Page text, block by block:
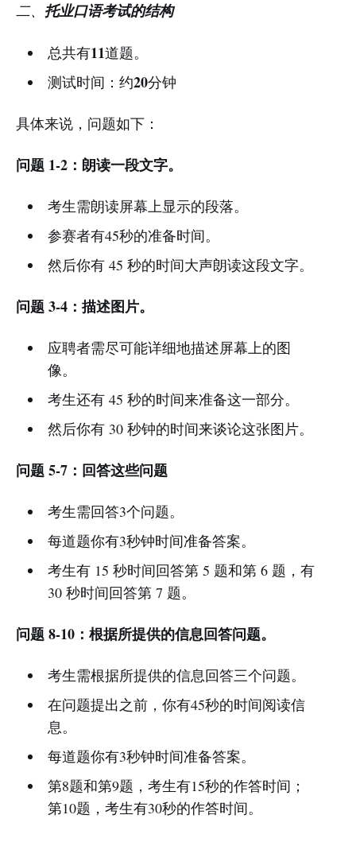
二、 托业口语考试的结构
总共有11道题。
测试时间：约20分钟
具体来说，问题如下：
问题 1-2：朗读一段文字。
考生需朗读屏幕上显示的段落。
参赛者有45秒的准备时间。
然后你有 45 秒的时间大声朗读这段文字。
问题 3-4：描述图片。
应聘者需尽可能详细地描述屏幕上的图
像。
考生还有 45 秒的时间来准备这一部分。
然后你有 30 秒钟的时间来谈论这张图片。
问题 5-7：回答这些问题
考生需回答3个问题。
每道题你有3秒钟时间准备答案。
考生有 15 秒时间回答第 5 题和第 6 题，有
30 秒时间回答第 7 题。
问题 8-10：根据所提供的信息回答问题。
考生需根据所提供的信息回答三个问题。
在问题提出之前，你有45秒的时间阅读信
息。
每道题你有3秒钟时间准备答案。
第8题和第9题，考生有15秒的作答时间；
第10题，考生有30秒的作答时间。